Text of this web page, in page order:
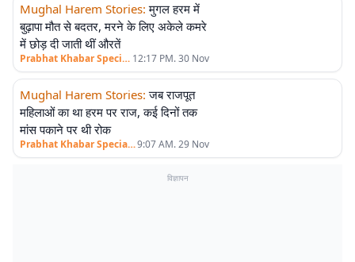
Mughal Harem Stories: मुगल हरम में
बुढ़ापा मौत से बदतर, मरने के लिए अकेले कमरे
में छोड़ दी जाती थीं औरतें
Prabhat Khabar Special >
12:17 PM. 30 Nov
Mughal Harem Stories: जब राजपूत
महिलाओं का था हरम पर राज, कई दिनों तक
मांस पकाने पर थी रोक
Prabhat Khabar Special>9:07 AM. 29 Nov
विज्ञापन